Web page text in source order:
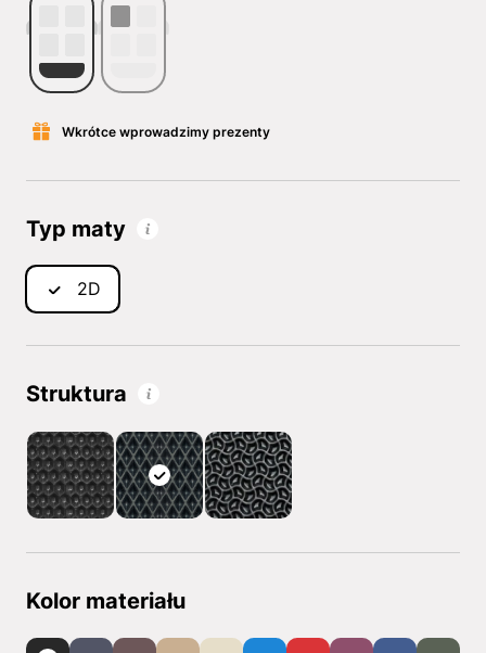
Wkrótce wprowadzimy prezenty
Typ maty
2D
Struktura
Kolor materiału